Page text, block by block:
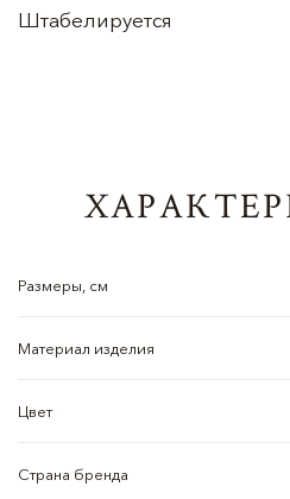
Штабелируется
Размеры, см
Материал изделия
Цвет
Страна бренда